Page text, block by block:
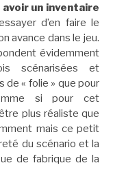
un inventaire
d’en faire le
avance dans le jeu.
évidemment
scénarisées et
de « folie » que pour
si pour cet
plus réaliste que
mais ce petit
du scénario et la
de fabrique de la